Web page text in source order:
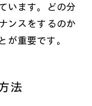
います。どの分
ンスをするのか
重要です。
法